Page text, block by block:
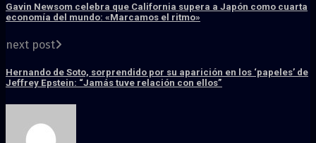
Gavin Newsom celebra que California supera a Japón como cuarta
economía del mundo: «Marcamos el ritmo»
next post
Hernando de Soto, sorprendido por su aparición en los ‘papeles’ de
Jeffrey Epstein: “Jamás tuve relación con ellos”